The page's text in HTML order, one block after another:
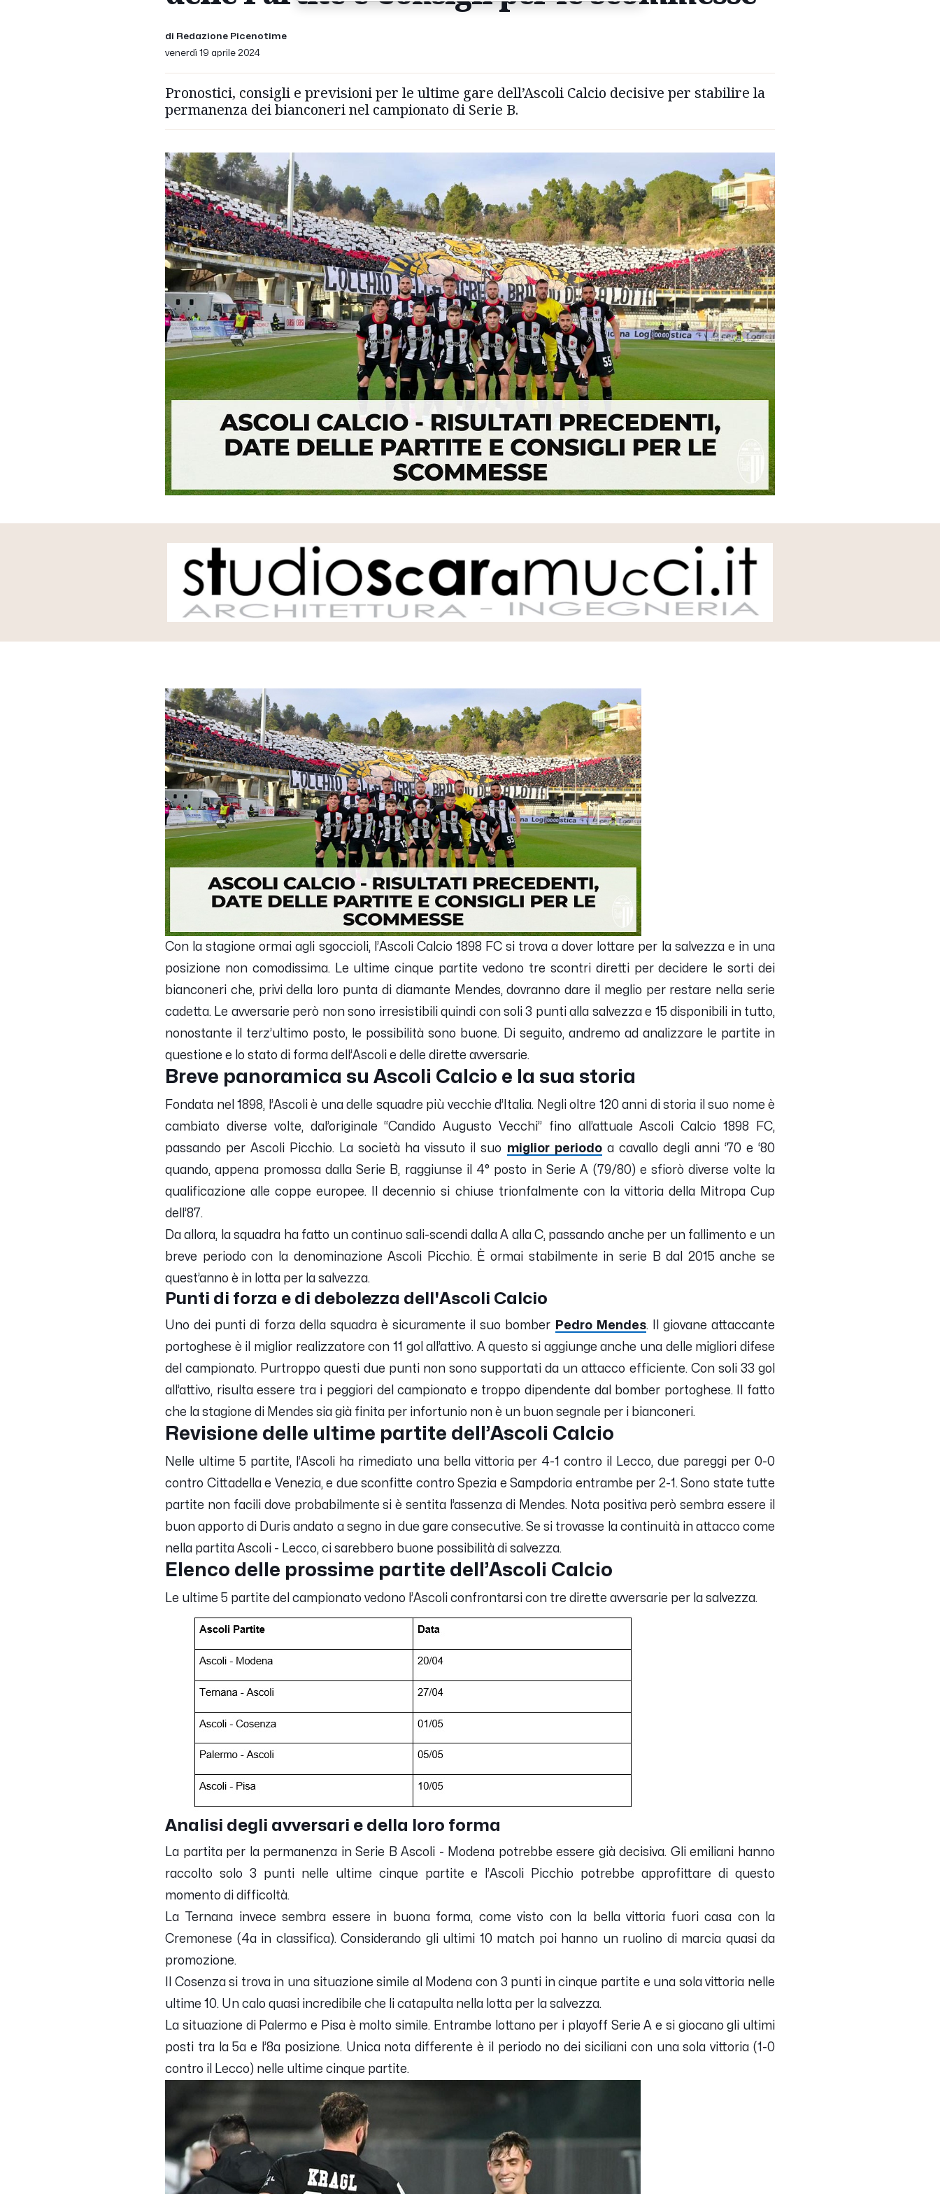
di Redazione Picenotime
venerdì 19 aprile 2024
Pronostici, consigli e previsioni per le ultime gare dell’Ascoli Calcio decisive per stabilire la
permanenza dei bianconeri nel campionato di Serie B.
Con la stagione ormai agli sgoccioli, l’Ascoli Calcio 1898 FC si trova a dover lottare per la salvezza e in una
posizione non comodissima. Le ultime cinque partite vedono tre scontri diretti per decidere le sorti dei
bianconeri che, privi della loro punta di diamante Mendes, dovranno dare il meglio per restare nella serie
cadetta. Le avversarie però non sono irresistibili quindi con soli 3 punti alla salvezza e 15 disponibili in tutto,
nonostante il terz’ultimo posto, le possibilità sono buone. Di seguito, andremo ad analizzare le partite in
questione e lo stato di forma dell’Ascoli e delle dirette avversarie.
Breve panoramica su Ascoli Calcio e la sua storia
Fondata nel 1898, l’Ascoli è una delle squadre più vecchie d’Italia. Negli oltre 120 anni di storia il suo nome è
cambiato diverse volte, dal’originale “Candido Augusto Vecchi” fino all’attuale Ascoli Calcio 1898 FC,
passando per Ascoli Picchio. La società ha vissuto il suo miglior periodoa cavallo degli anni ‘70 e ‘80
quando, appena promossa dalla Serie B, raggiunse il 4° posto in Serie A (79/80) e sfiorò diverse volte la
qualificazione alle coppe europee. Il decennio si chiuse trionfalmente con la vittoria della Mitropa Cup
dell’87.
Da allora, la squadra ha fatto un continuo sali-scendi dalla A alla C, passando anche per un fallimento e un
breve periodo con la denominazione Ascoli Picchio. È ormai stabilmente in serie B dal 2015 anche se
quest’anno è in lotta per la salvezza.
Punti di forza e di debolezza dell'Ascoli Calcio
Uno dei punti di forza della squadra è sicuramente il suo bomber Pedro Mendes. Il giovane attaccante
portoghese è il miglior realizzatore con 11 gol all’attivo. A questo si aggiunge anche una delle migliori difese
del campionato. Purtroppo questi due punti non sono supportati da un attacco efficiente. Con soli 33 gol
all’attivo, risulta essere tra i peggiori del campionato e troppo dipendente dal bomber portoghese. Il fatto
che la stagione di Mendes sia già finita per infortunio non è un buon segnale per i bianconeri.
Revisione delle ultime partite dell’Ascoli Calcio
Nelle ultime 5 partite, l’Ascoli ha rimediato una bella vittoria per 4-1 contro il Lecco, due pareggi per 0-0
contro Cittadella e Venezia, e due sconfitte contro Spezia e Sampdoria entrambe per 2-1. Sono state tutte
partite non facili dove probabilmente si è sentita l’assenza di Mendes. Nota positiva però sembra essere il
buon apporto di Duris andato a segno in due gare consecutive. Se si trovasse la continuità in attacco come
nella partita Ascoli - Lecco, ci sarebbero buone possibilità di salvezza.
Elenco delle prossime partite dell’Ascoli Calcio
Le ultime 5 partite del campionato vedono l’Ascoli confrontarsi con tre dirette avversarie per la salvezza.
Analisi degli avversari e della loro forma
La partita per la permanenza in Serie B Ascoli - Modena potrebbe essere già decisiva. Gli emiliani hanno
raccolto solo 3 punti nelle ultime cinque partite e l’Ascoli Picchio potrebbe approfittare di questo
momento di difficoltà.
La Ternana invece sembra essere in buona forma, come visto con la bella vittoria fuori casa con la
Cremonese (4a in classifica). Considerando gli ultimi 10 match poi hanno un ruolino di marcia quasi da
promozione.
Il Cosenza si trova in una situazione simile al Modena con 3 punti in cinque partite e una sola vittoria nelle
ultime 10. Un calo quasi incredibile che li catapulta nella lotta per la salvezza.
La situazione di Palermo e Pisa è molto simile. Entrambe lottano per i playoff Serie A e si giocano gli ultimi
posti tra la 5a e l’8a posizione. Unica nota differente è il periodo no dei siciliani con una sola vittoria (1-0
contro il Lecco) nelle ultime cinque partite.